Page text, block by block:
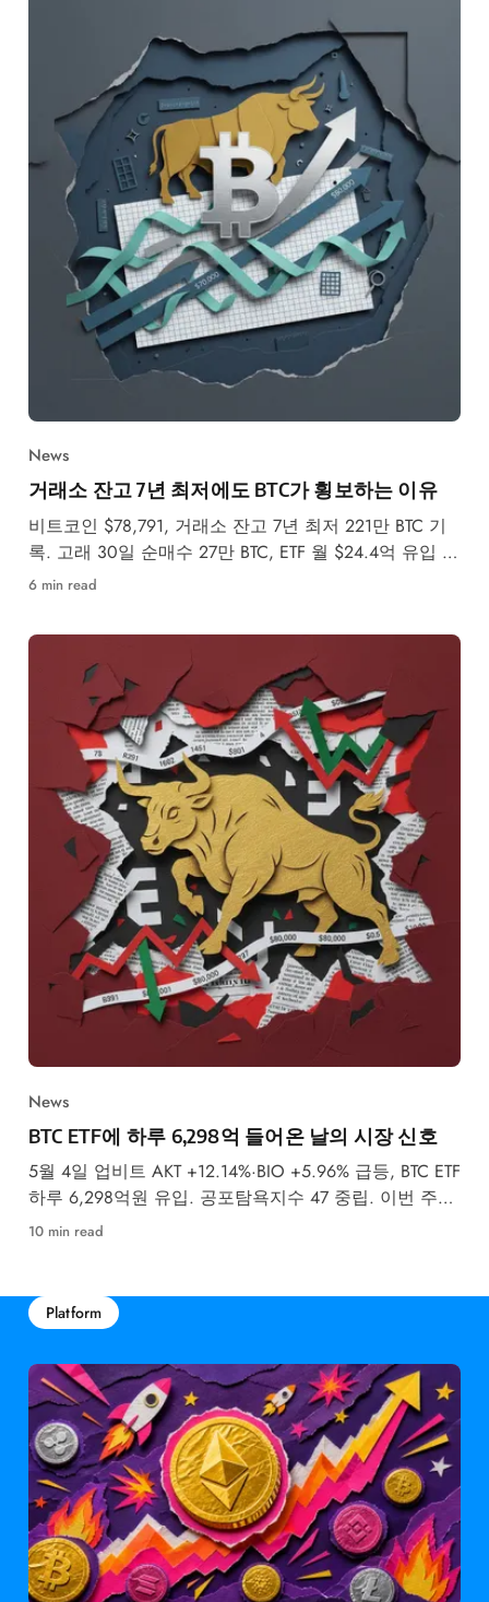
News
거래소 잔고 7년 최저에도 BTC가 횡보하는 이유
비트코인 $78,791, 거래소 잔고 7년 최저 221만 BTC 기
록. 고래 30일 순매수 27만 BTC, ETF 월 $24.4억 유입 속
5월 강세·약세 시나리오를 분석합니다.
6 min read
News
BTC ETF에 하루 6,298억 들어온 날의 시장 신호
5월 4일 업비트 AKT +12.14%·BIO +5.96% 급등, BTC ETF
하루 6,298억원 유입. 공포탐욕지수 47 중립. 이번 주
FOMC 금리 결정이 최대 변수입니다.
10 min read
Platform